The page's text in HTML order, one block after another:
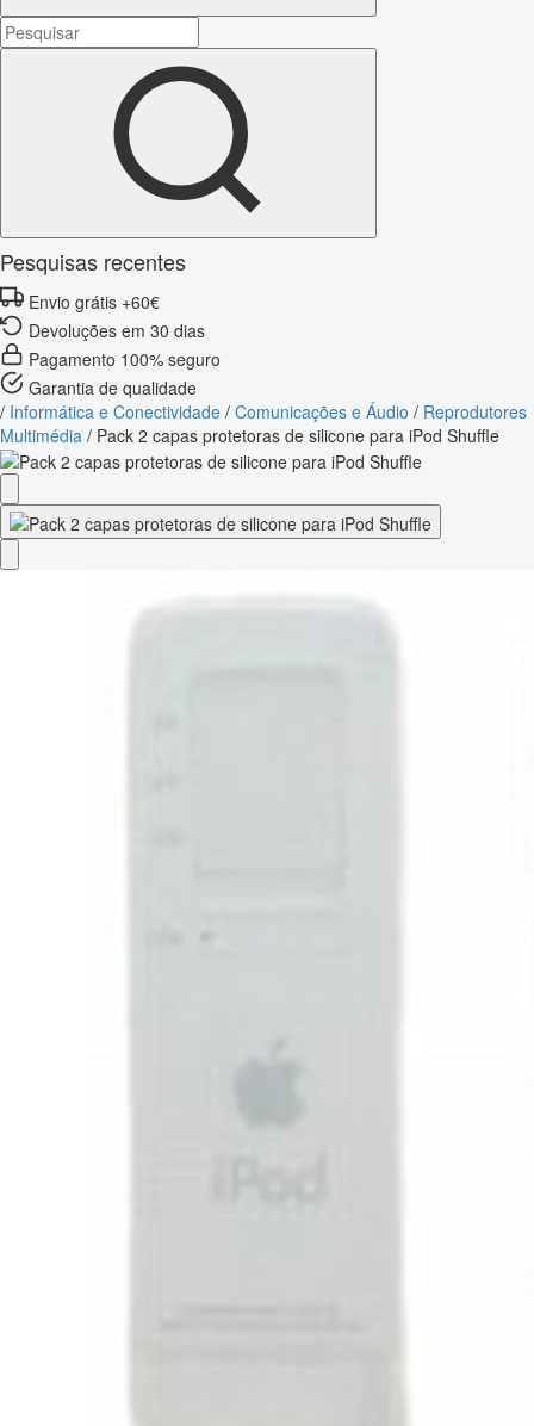
Pesquisas recentes
Envio grátis +60€
Devoluções em 30 dias
Pagamento 100% seguro
Garantia de qualidade
/ Informática e Conectividade / Comunicações e Áudio / Reprodutores
Multimédia / Pack 2 capas protetoras de silicone para iPod Shuffle